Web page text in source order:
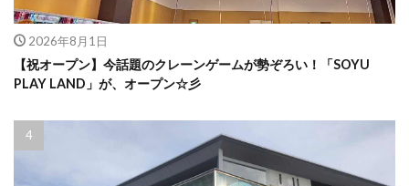
2026年8月1日
【祝オープン】今話題のクレーンゲームが勢ぞろい！「SOYU
PLAY LAND」が、オープン☆彡